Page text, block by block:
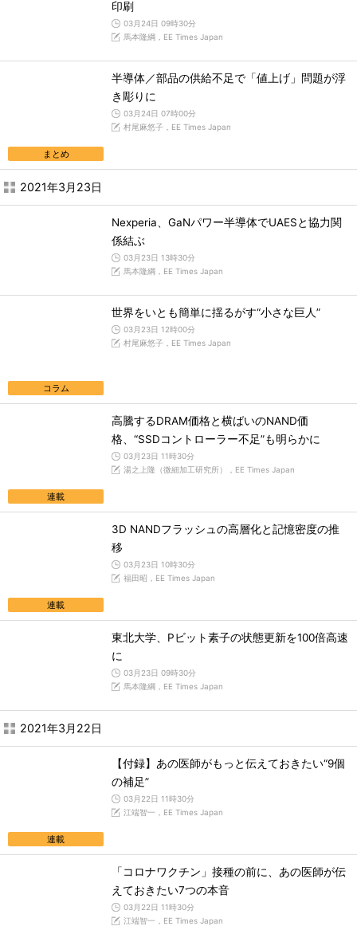
印刷
03月24日 09時30分
馬本隆綱，EE Times Japan
まとめ
半導体／部品の供給不足で「値上げ」問題が浮
き彫りに
03月24日 07時00分
村尾麻悠子，EE Times Japan
2021年3月23日
Nexperia、GaNパワー半導体でUAESと協力関
係結ぶ
03月23日 13時30分
馬本隆綱，EE Times Japan
コラム
世界をいとも簡単に揺るがす“小さな巨人”
03月23日 12時00分
村尾麻悠子，EE Times Japan
連載
高騰するDRAM価格と横ばいのNAND価
格、“SSDコントローラー不足”も明らかに
03月23日 11時30分
湯之上隆（微細加工研究所），EE Times Japan
連載
3D NANDフラッシュの高層化と記憶密度の推
移
03月23日 10時30分
福田昭，EE Times Japan
東北大学、Pビット素子の状態更新を100倍高速
に
03月23日 09時30分
馬本隆綱，EE Times Japan
2021年3月22日
連載
【付録】あの医師がもっと伝えておきたい“9個
の補足”
03月22日 11時30分
江端智一，EE Times Japan
「コロナワクチン」接種の前に、あの医師が伝
えておきたい7つの本音
03月22日 11時30分
江端智一，EE Times Japan